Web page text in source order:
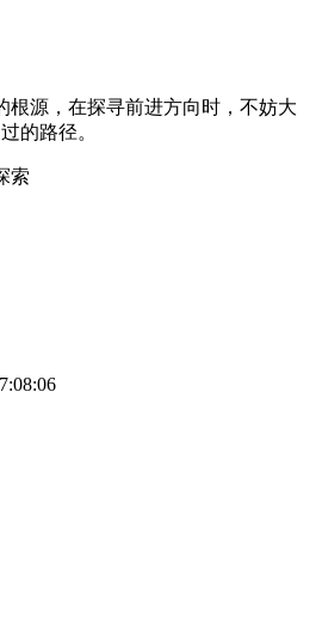
根源，在探寻前进方向时，不妨大
的路径。
索